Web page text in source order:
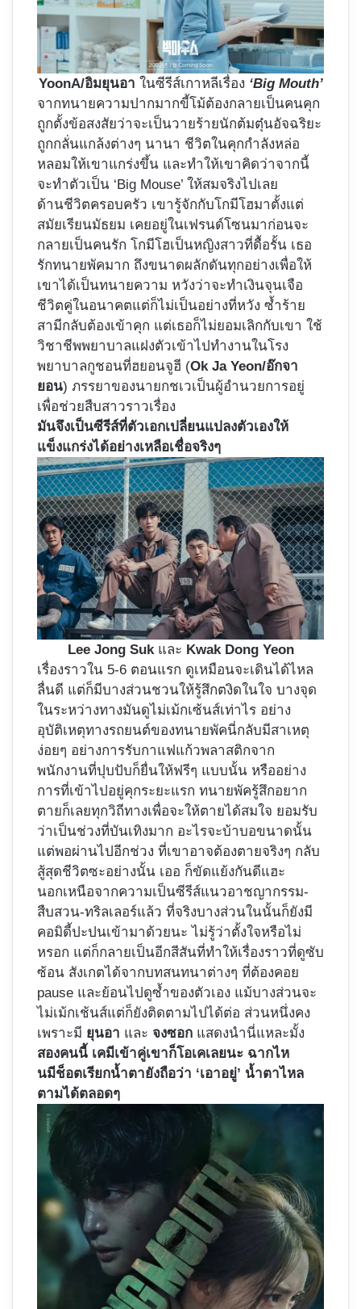
YoonA/อิมยุนอา ในซีรีส์เกาหลีเรื่อง ‘Big Mouth’
จากทนายความปากมากขี้โม้ต้องกลายเป็นคนคุก
ถูกตั้งข้อสงสัยว่าจะเป็นวายร้ายนักต้มตุ๋นอัจฉริยะ
ถูกกลั่นแกล้งต่างๆ นานา ชีวิตในคุกกำลังหล่อ
หลอมให้เขาแกร่งขึ้น และทำให้เขาคิดว่าจากนี้
จะทำตัวเป็น ‘Big Mouse’ ให้สมจริงไปเลย
ด้านชีวิตครอบครัว เขารู้จักกับโกมีโฮมาตั้งแต่
สมัยเรียนมัธยม เคยอยู่ในเฟรนด์โซนมาก่อนจะ
กลายเป็นคนรัก โกมีโฮเป็นหญิงสาวที่ดื้อรั้น เธอ
รักทนายพัคมาก ถึงขนาดผลักดันทุกอย่างเพื่อให้
เขาได้เป็นทนายความ หวังว่าจะทำเงินจุนเจือ
ชีวิตคู่ในอนาคตแต่ก็ไม่เป็นอย่างที่หวัง ซ้ำร้าย
สามีกลับต้องเข้าคุก แต่เธอก็ไม่ยอมเลิกกับเขา ใช้
วิชาชีพพยาบาลแฝงตัวเข้าไปทำงานในโรง
พยาบาลกูชอนที่​ฮยอนจูฮี (Ok Ja Yeon/อ๊กจา
ยอน) ภรรยาของนายกชเวเป็นผู้อำนวยการอยู่
เพื่อช่วยสืบสาวราวเรื่อง
มันจึงเป็นซีรีส์ที่ตัวเอกเปลี่ยนแปลงตัวเองให้
แข็งแกร่งได้อย่างเหลือเชื่อจริงๆ
Lee Jong Sukและ Kwak Dong Yeon
เรื่องราวใน 5-6 ตอนแรก ดูเหมือนจะเดินได้ไหล
ลื่นดี แต่ก็มีบางส่วนชวนให้รู้สึกตงิดในใจ บางจุด
ในระหว่างทางมันดูไม่เม้กเซ้นส์เท่าไร อย่าง
อุบัติเหตุทางรถยนต์ของทนายพัคนี่กลับมีสาเหตุ
ง่อยๆ อย่างการรับกาแฟแก้วพลาสติกจาก
พนักงานที่ปุบปับก็ยื่นให้ฟรีๆ แบบนั้น หรืออย่าง
การที่เข้าไปอยู่คุกระยะแรก ทนายพัครู้สึกอยาก
ตายก็เลยทุกวิถีทางเพื่อจะให้ตายได้สมใจ ยอมรับ
ว่าเป็นช่วงที่บันเทิงมาก อะไรจะบ้าบอขนาดนั้น
แต่พอผ่านไปอีกช่วง ที่เขาอาจต้องตายจริงๆ กลับ
สู้สุดชีวิตซะอย่างนั้น เออ ก็ขัดแย้งกันดีแฮะ
นอกเหนือจากความเป็นซีรีส์แนวอาชญากรรม-
สืบสวน-ทริลเลอร์แล้ว ที่จริงบางส่วนในนั้นก็ยังมี
คอมิดี้ปะปนเข้ามาด้วยนะ ไม่รู้ว่าตั้งใจหรือไม่
หรอก แต่ก็กลายเป็นอีกสีสันที่ทำให้เรื่องราวที่ดูซับ
ซ้อน สังเกตได้จากบทสนทนาต่างๆ ที่ต้องคอย
pause และย้อนไปดูซ้ำของตัวเอง แม้บางส่วนจะ
ไม่เม้กเช้นส์แต่ก็ยังติดตามไปได้ต่อ ส่วนหนึ่งคง
เพราะมี ยุนอา และ จงซอก แสดงนำนี่แหละมั้ง
สองคนนี้ เคมีเข้าคู่เขาก็โอเคเลยนะ ฉากไห
นมีช็อตเรียกน้ำตายังถือว่า ‘เอาอยู่’ น้ำตาไหล
ตามได้ตลอดๆ